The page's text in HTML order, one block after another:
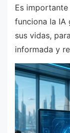
Es
funciona la IA
sus vidas,
informada y